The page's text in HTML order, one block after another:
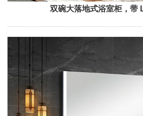
双碗大落地式浴室柜，带